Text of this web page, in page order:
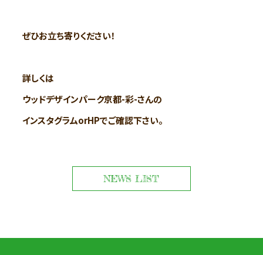
ぜひお立ち寄りください！
詳しくは
ウッドデザインパーク京都-彩-さんの
インスタグラムorHPでご確認下さい。
NEWS LIST